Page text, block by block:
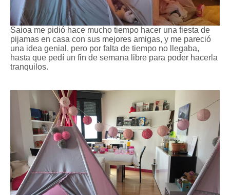
Saioa me pidió hace mucho tiempo hacer una fiesta de
pijamas en casa con sus mejores amigas, y me pareció
una idea genial, pero por falta de tiempo no llegaba,
hasta que pedí un fin de semana libre para poder hacerla
tranquilos.